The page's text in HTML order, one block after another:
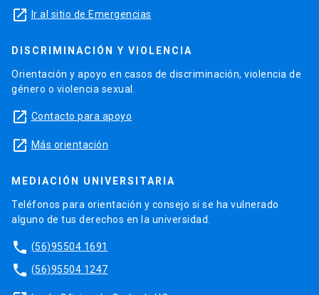
launch Ir al sitio de Emergencias
DISCRIMINACIÓN Y VIOLENCIA
Orientación y apoyo en casos de discriminación, violencia de
género o violencia sexual.
launch Contacto para apoyo
launch Más orientación
MEDIACIÓN UNIVERSITARIA
Teléfonos para orientación y consejo si se ha vulnerado
alguno de tus derechos en la universidad.
phone (56)95504 1691
phone (56)95504 1247